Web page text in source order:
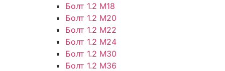
Болт 1.2 М18
Болт 1.2 М20
Болт 1.2 М22
Болт 1.2 М24
Болт 1.2 М30
Болт 1.2 М36